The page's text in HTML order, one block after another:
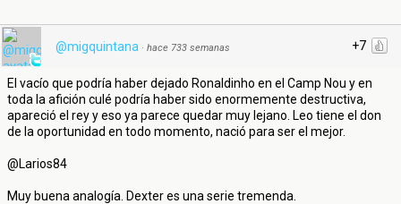
+7
@migquintana · hace 733 semanas
El vacío que podría haber dejado Ronaldinho en el Camp Nou y en
toda la afición culé podría haber sido enormemente destructiva,
apareció el rey y eso ya parece quedar muy lejano. Leo tiene el don
de la oportunidad en todo momento, nació para ser el mejor.
@Larios84
Muy buena analogía. Dexter es una serie tremenda.